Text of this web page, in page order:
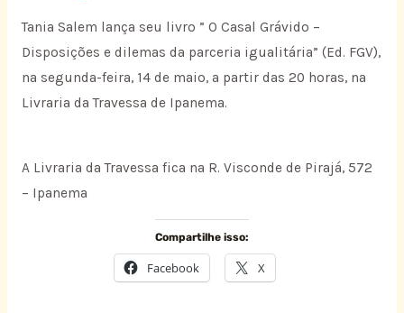
Tania Salem lança seu livro ” O Casal Grávido –
Disposições e dilemas da parceria igualitária” (Ed. FGV),
na segunda-feira, 14 de maio, a partir das 20 horas, na
Livraria da Travessa de Ipanema.
A Livraria da Travessa fica na R. Visconde de Pirajá, 572
– Ipanema
Compartilhe isso:
Facebook X